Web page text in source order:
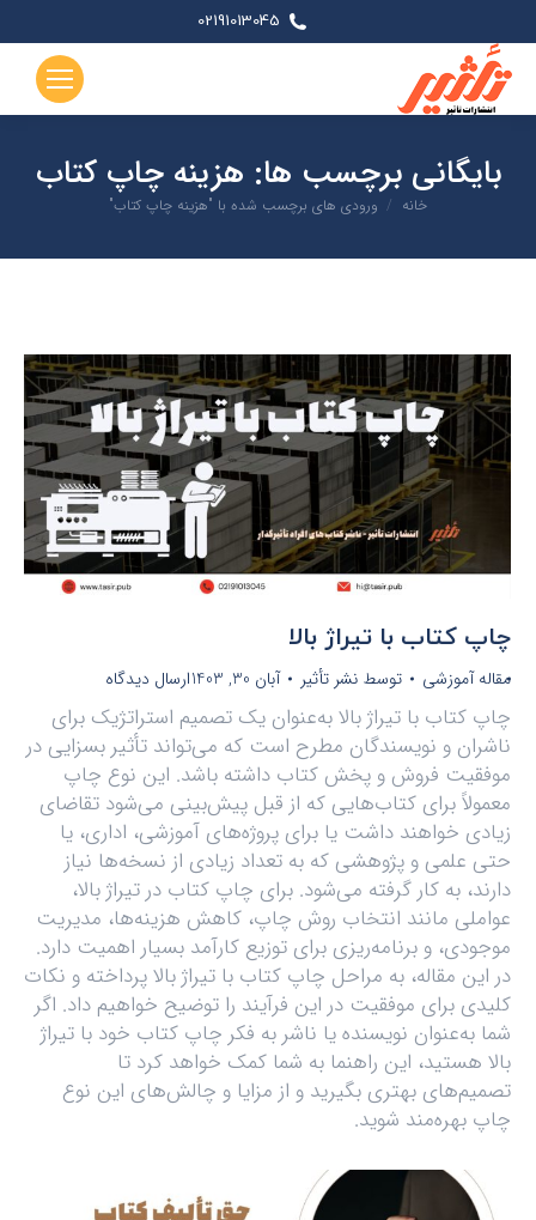
02191013045
بایگانی برچسب ها: هزینه چاپ کتاب
شما اینجا هستید:
خانه ورودی های برچسب شده با "هزینه چاپ کتاب"
چاپ کتاب با تیراژ بالا
مقاله آموزشی توسط نشر تأثیر آبان 30, 1403 ارسال دیدگاه
چاپ کتاب با تیراژ بالا به‌عنوان یک تصمیم استراتژیک برای
ناشران و نویسندگان مطرح است که می‌تواند تأثیر بسزایی در
موفقیت فروش و پخش کتاب داشته باشد. این نوع چاپ
معمولاً برای کتاب‌هایی که از قبل پیش‌بینی می‌شود تقاضای
زیادی خواهند داشت یا برای پروژه‌های آموزشی، اداری، یا
حتی علمی و پژوهشی که به تعداد زیادی از نسخه‌ها نیاز
دارند، به کار گرفته می‌شود. برای چاپ کتاب در تیراژ بالا،
عواملی مانند انتخاب روش چاپ، کاهش هزینه‌ها، مدیریت
موجودی، و برنامه‌ریزی برای توزیع کارآمد بسیار اهمیت دارد.
در این مقاله، به مراحل چاپ کتاب با تیراژ بالا پرداخته و نکات
کلیدی برای موفقیت در این فرآیند را توضیح خواهیم داد. اگر
شما به‌عنوان نویسنده یا ناشر به فکر چاپ کتاب خود با تیراژ
بالا هستید، این راهنما به شما کمک خواهد کرد تا
تصمیم‌های بهتری بگیرید و از مزایا و چالش‌های این نوع
چاپ بهره‌مند شوید.